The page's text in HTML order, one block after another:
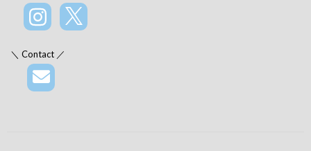
＼ Contact ／